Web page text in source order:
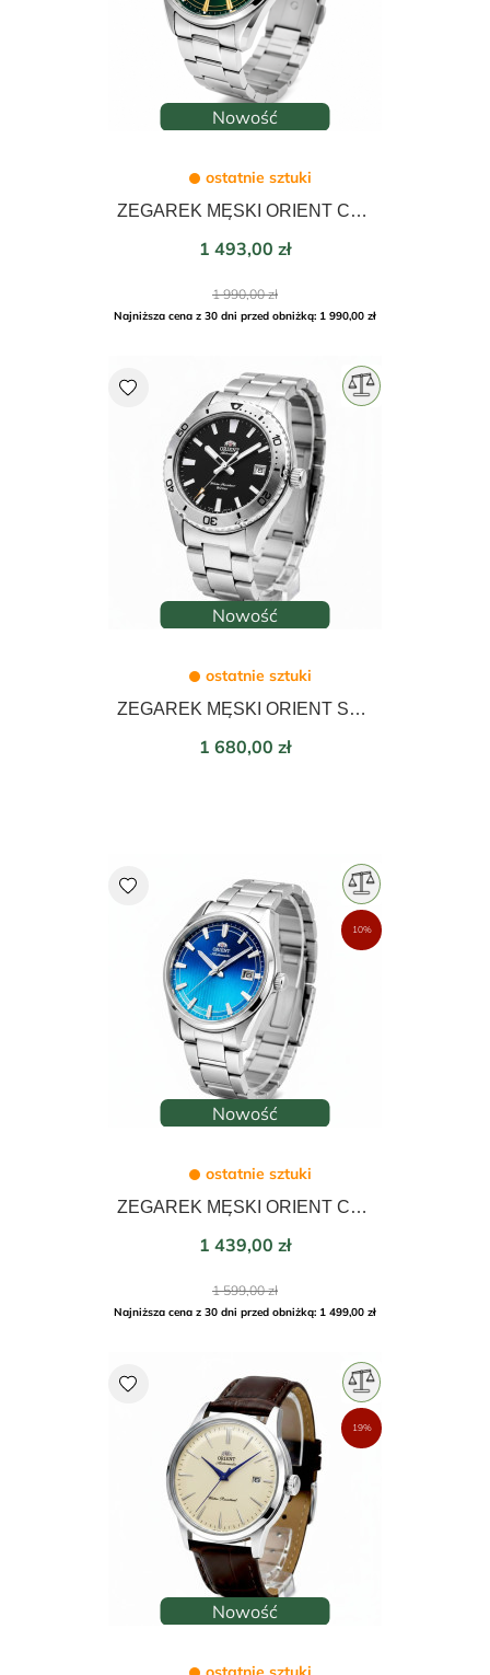
Nowość
ostatnie sztuki
ZEGAREK MĘSKI ORIENT CONTEMPORARY SUN&MOON AUTOMATIC 41mm RA-AK0314E30B
Cena
1 493,00 zł
Cena
podstawowa
1 990,00 zł
Najniższa cena z 30 dni przed obniżką: 1 990,00 zł
Nowość
ostatnie sztuki
ZEGAREK MĘSKI ORIENT SPORTS MAKO DIVER AUTOMATIC 40mm RA-AC0Q01B30B
Cena
1 680,00 zł
favorite
Nowość
ostatnie sztuki
ZEGAREK MĘSKI ORIENT CONTEMPORARY AUTOMATIC 38mm RA-AC0R09L30B
Cena
1 439,00 zł
Cena
podstawowa
1 599,00 zł
Najniższa cena z 30 dni przed obniżką: 1 499,00 zł
favorite
10%
Nowość
favorite
19%